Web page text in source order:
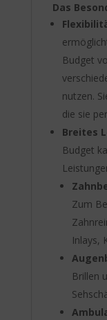
Das
Budget
nutzen.
die sie
Breites
Budget
Zum
Inlays,
Brillen